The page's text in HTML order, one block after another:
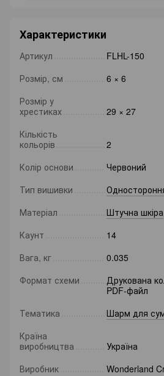
Характеристики
Артикул
FLHL-150
Розмір, см
6 × 6
Розмір у
хрестиках
29 × 27
Кількість
кольорів
2
Колір основи
Червоний
Тип вишивки
Матеріал
Штучна шкіра
Каунт
14
Вага, кг
0.035
Формат схеми
Друкована
PDF-файл
Тематика
Шарм для
Країна
виробництва
Україна
Виробник
Wonderland